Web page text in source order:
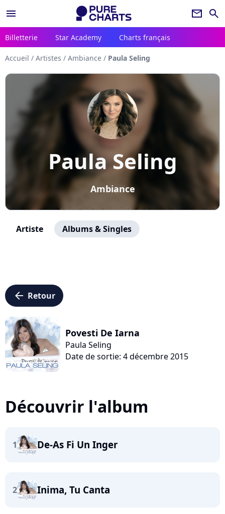
menu newsletter search
Billetterie Star Academy Charts français
Accueil / Artistes / Ambiance / Paula Seling
Paula Seling
Ambiance
Artiste Albums & Singles
arrow_left Retour
Povesti De Iarna
Paula Seling
Date de sortie: 4 décembre 2015
Découvrir l'album
1 De-As Fi Un Inger
2 Inima, Tu Canta